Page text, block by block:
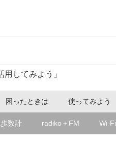
してみよう」
困ったときは 使ってみよう
歩数計 radiko＋FM Wi-Fi